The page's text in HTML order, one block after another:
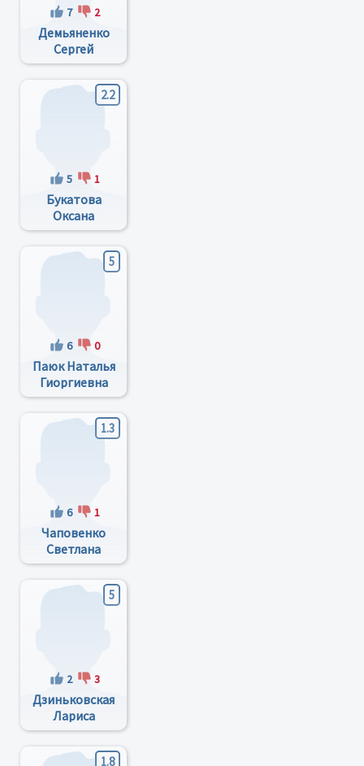
7 2
Демьяненко
Сергей
Касьянович
2.2
5 1
Букатова
Оксана
Михайловна
5
6 0
Паюк Наталья
Гиоргиевна
1.3
6 1
Чаповенко
Светлана
Александровна
5
2 3
Дзиньковская
Лариса
Николаевна
1.8